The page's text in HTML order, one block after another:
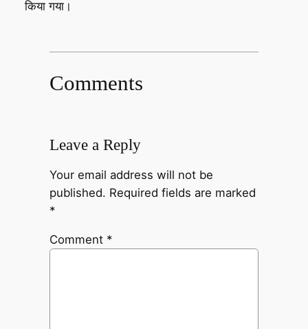
किया गया।
Comments
Leave a Reply
Your email address will not be
published. Required fields are marked
*
Comment *